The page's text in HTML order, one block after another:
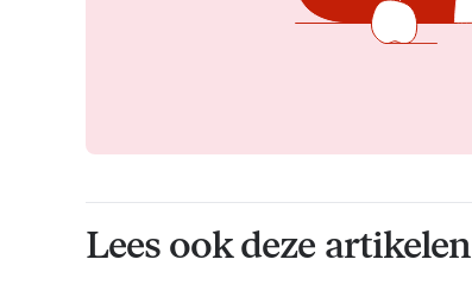
Lees ook deze artikelen